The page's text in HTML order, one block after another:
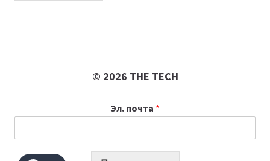
© 2026 THE TECH
Эл. почта *